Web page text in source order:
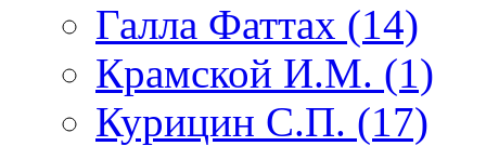
Галла Фаттах (14)
Крамской И.М. (1)
Курицин С.П. (17)